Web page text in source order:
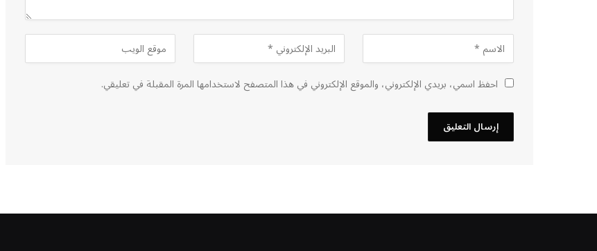
احفظ اسمي، بريدي الإلكتروني، والموقع الإلكتروني في هذا المتصفح لاستخدامها المرة المقبلة في تعليقي.